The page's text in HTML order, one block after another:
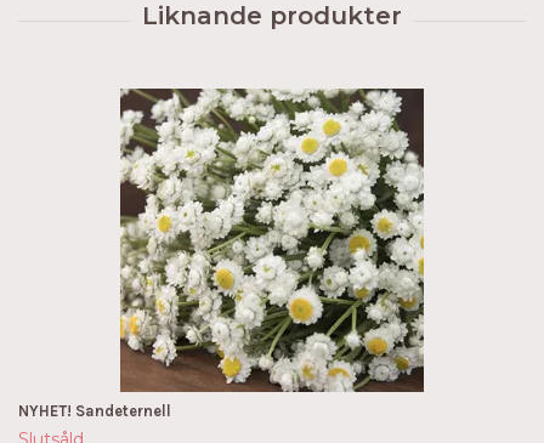
NYHET! Sandeternell